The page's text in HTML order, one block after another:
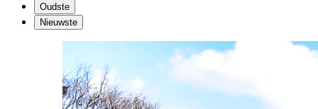
Oudste
Nieuwste